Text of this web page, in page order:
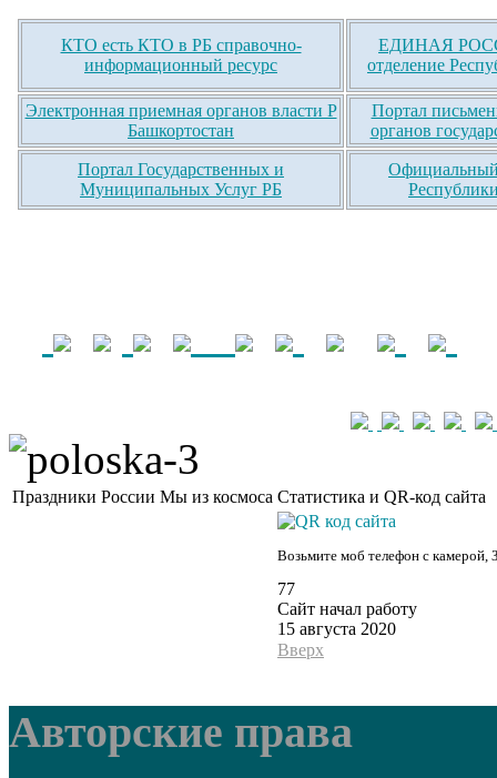
КТО есть КТО в РБ справочно-
информационный ресурс
ЕДИНАЯ
отделение
Электронная приемная органов власти Р
Башкортостан
Портал
органов
Портал Государственных и
Муниципальных Услуг РБ
Официальный
Праздники России Мы из космоса Статистика и QR-код сайта
Возьмите моб телефон с камерой,
77
Сайт начал работу
15 августа 2020
Вверх
Авторские права